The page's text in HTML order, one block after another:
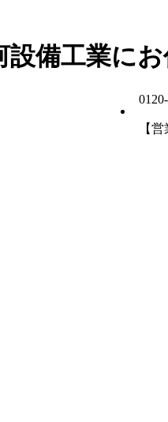
備工業に
【